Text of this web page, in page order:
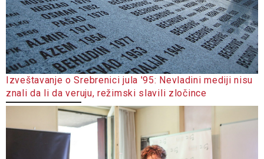
Izveštavanje o Srebrenici jula '95: Nevladini mediji nisu
znali da li da veruju, režimski slavili zločince